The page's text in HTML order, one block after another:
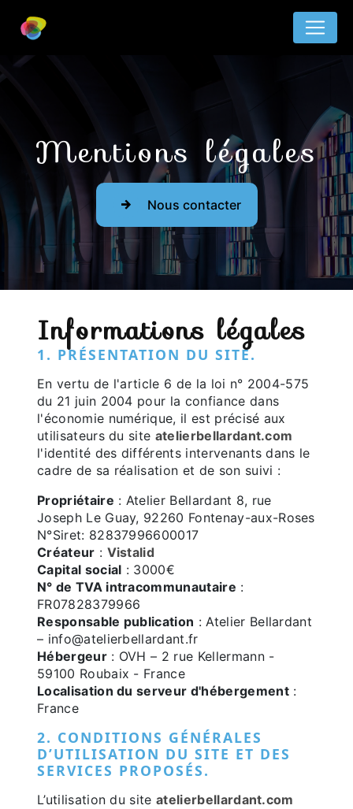
Mentions légales
Nous contacter
Informations légales
1. PRÉSENTATION DU SITE.
En vertu de l'article 6 de la loi n° 2004-575
du 21 juin 2004 pour la confiance dans
l'économie numérique, il est précisé aux
utilisateurs du site atelierbellardant.com
l'identité des différents intervenants dans le
cadre de sa réalisation et de son suivi :
Propriétaire : Atelier Bellardant 8, rue
Joseph Le Guay, 92260 Fontenay-aux-Roses
N°Siret: 82837996600017
Créateur : Vistalid
Capital social : 3000€
N° de TVA intracommunautaire :
FR07828379966
Responsable publication : Atelier Bellardant
– info@atelierbellardant.fr
Hébergeur: OVH – 2 rue Kellermann -
59100 Roubaix - France
Localisation du serveur d'hébergement:
France
2. CONDITIONS GÉNÉRALES
D’UTILISATION DU SITE ET DES
SERVICES PROPOSÉS.
L’utilisation du siteatelierbellardant.com